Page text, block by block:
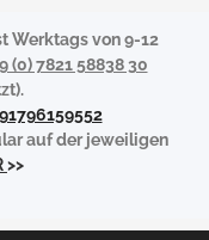
Werktags von 9-12
(0) 7821 58838 30
auf der jeweiligen
>>